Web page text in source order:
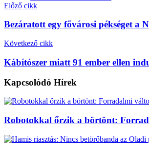
Előző cikk
Bezáratott egy fővárosi pékséget a
Következő cikk
Kábítószer miatt 91 ember ellen
Kapcsolódó Hírek
Robotokkal őrzik a börtönt: